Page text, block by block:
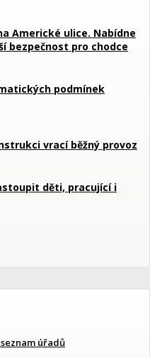
Americké ulice. Nabídne
bezpečnost pro chodce
podmínek
vrací běžný provoz
děti, pracující i
úřadů